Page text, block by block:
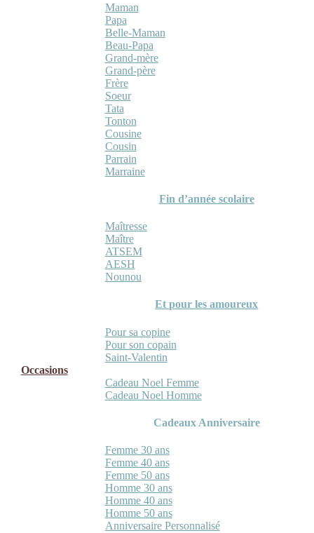
Maman
Papa
Belle-Maman
Beau-Papa
Grand-mère
Grand-père
Frère
Soeur
Tata
Tonton
Cousine
Cousin
Parrain
Marraine
Fin d’année scolaire
Maîtresse
Maître
ATSEM
AESH
Nounou
Et pour les amoureux
Pour sa copine
Pour son copain
Saint-Valentin
Occasions
Cadeau Noel Femme
Cadeau Noel Homme
Cadeaux Anniversaire
Femme 30 ans
Femme 40 ans
Femme 50 ans
Homme 30 ans
Homme 40 ans
Homme 50 ans
Anniversaire Personnalisé